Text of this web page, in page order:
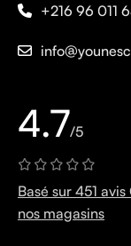
+216 96 011
4.7/5
Basé sur 451
nos magasins